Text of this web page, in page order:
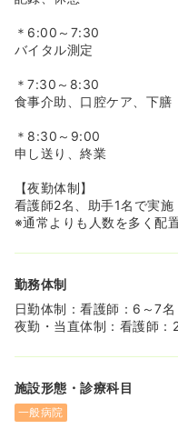
＊6:00～7:30
バイタル測定
＊7:30～8:30
食事介助、口腔ケア、下膳
＊8:30～9:00
申し送り、終業
【夜勤体制】
看護師2名、助手1名で実施
※通常よりも人数を多く配
勤務体制
日勤体制：看護師：6～7名
夜勤・当直体制：看護師：
施設形態・診療科目
一般病院